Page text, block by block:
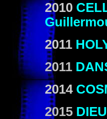
2010
2011
2011
2014
2015